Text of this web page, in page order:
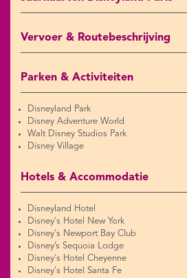
Vervoer & Routebeschrijving
Parken & Activiteiten
Disneyland Park
Disney Adventure World
Walt Disney Studios Park
Disney Village
Hotels & Accommodatie
Disneyland Hotel
Disney's Hotel New York
Disney's Newport Bay Club
Disney’s Sequoia Lodge
Disney's Hotel Cheyenne
Disney's Hotel Santa Fe